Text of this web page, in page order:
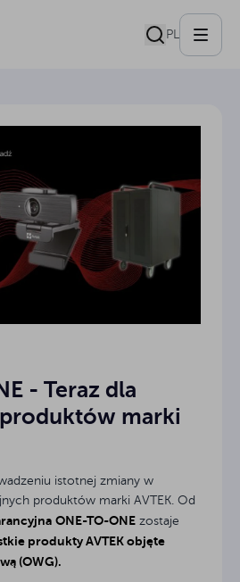
PL
- Teraz dla
marki
istotnej zmiany w
produktów marki AVTEK. Od
ONE-TO-ONE zostaje
produkty AVTEK objęte
(OWG).